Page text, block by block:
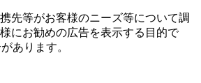
先等がお客様のニーズ等について調
にお勧めの広告を表⽰する⽬的で
あります。